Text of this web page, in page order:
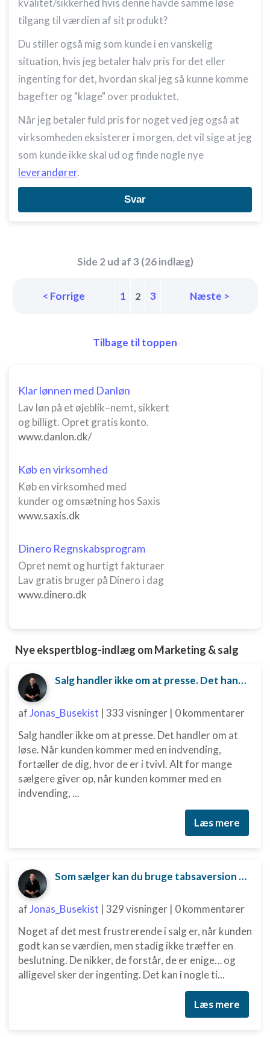
kvalitet/sikkerhed hvis denne havde samme løse
tilgang til værdien af sit produkt?
Du stiller også mig som kunde i en vanskelig
situation, hvis jeg betaler halv pris for det eller
ingenting for det, hvordan skal jeg så kunne komme
bagefter og "klage" over produktet.
Når jeg betaler fuld pris for noget ved jeg også at
virksomheden eksisterer i morgen, det vil sige at jeg
som kunde ikke skal ud og finde nogle nye
leverandører.
Svar
Side 2 ud af 3 (26 indlæg)
< Forrige 1 2 3 Næste >
Tilbage til toppen
Klar lønnen med Danløn
Lav løn på et øjeblik–nemt, sikkert
og billigt. Opret gratis konto.
www.danlon.dk/
Køb en virksomhed
Køb en virksomhed med
kunder og omsætning hos Saxis
www.saxis.dk
Dinero Regnskabsprogram
Opret nemt og hurtigt fakturaer
Lav gratis bruger på Dinero i dag
www.dinero.dk
Nye ekspertblog-indlæg om Marketing & salg
Salg handler ikke om at presse. Det handler om at løse.
afJonas_Busekist | 333 visninger | 0 kommentarer
Salg handler ikke om at presse. Det handler om at
løse. Når kunden kommer med en indvending,
fortæller de dig, hvor de er i tvivl. Alt for mange
sælgere giver op, når kunden kommer med en
indvending, ...
Læs mere
Som sælger kan du bruge tabsaversion til at skubbe kunden mod en beslutning.
afJonas_Busekist | 329 visninger | 0 kommentarer
Noget af det mest frustrerende i salg er, når kunden
godt kan se værdien, men stadig ikke træffer en
beslutning. De nikker, de forstår, de er enige… og
alligevel sker der ingenting. Det kan i nogle ti...
Læs mere